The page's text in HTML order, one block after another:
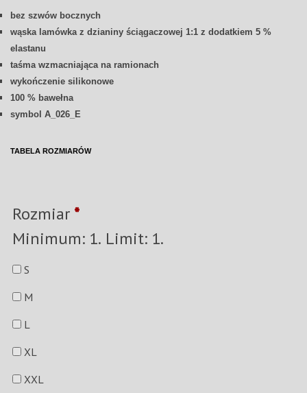
bez szwów bocznych
wąska lamówka z dzianiny ściągaczowej 1:1 z dodatkiem 5 %
elastanu
taśma wzmacniająca na ramionach
wykończenie silikonowe
100 % bawełna
symbol A_026_E
TABELA ROZMIARÓW
Rozmiar *
Minimum: 1. Limit: 1.
S
M
L
XL
XXL